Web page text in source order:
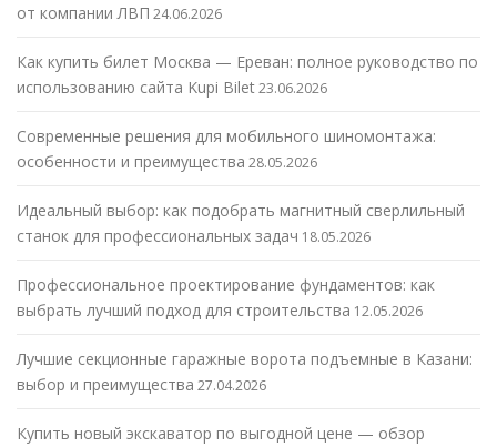
от компании ЛВП 24.06.2026
Как купить билет Москва — Ереван: полное руководство по
использованию сайта Kupi Bilet23.06.2026
Современные решения для мобильного шиномонтажа:
особенности и преимущества 28.05.2026
Идеальный выбор: как подобрать магнитный сверлильный
станок для профессиональных задач 18.05.2026
Профессиональное проектирование фундаментов: как
выбрать лучший подход для строительства 12.05.2026
Лучшие секционные гаражные ворота подъемные в Казани:
выбор и преимущества 27.04.2026
Купить новый экскаватор по выгодной цене — обзор